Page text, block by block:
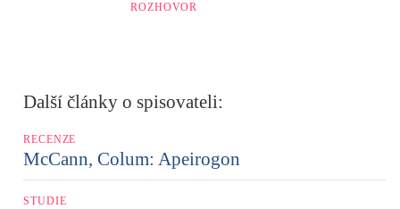
ROZHOVOR
Další články o spisovateli:
RECENZE
McCann, Colum: Apeirogon
STUDIE